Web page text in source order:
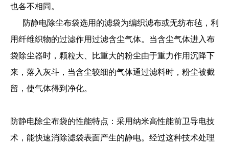
也各不相同。
防静电除尘布袋选用的滤袋为编织滤布或无纺布毡，利
用纤维织物的过滤作用过滤含尘气体。当含尘气体进入布
袋除尘器时，颗粒大、比重大的粉尘由于重力作用沉降下
来，落入灰斗，当含尘较细的气体通过滤料时，粉尘被截
留，使气体得到净化。
防静电除尘布袋的性能特点：采用纳米高性能前卫导电技
术，能快速消除滤袋表面产生的静电。经过这种技术处理